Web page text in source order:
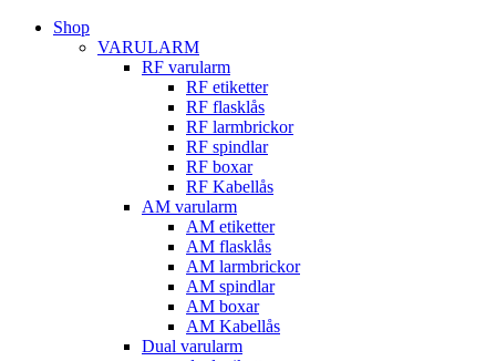
Shop
VARULARM
RF varularm
RF etiketter
RF flasklås
RF larmbrickor
RF spindlar
RF boxar
RF Kabellås
AM varularm
AM etiketter
AM flasklås
AM larmbrickor
AM spindlar
AM boxar
AM Kabellås
Dual varularm